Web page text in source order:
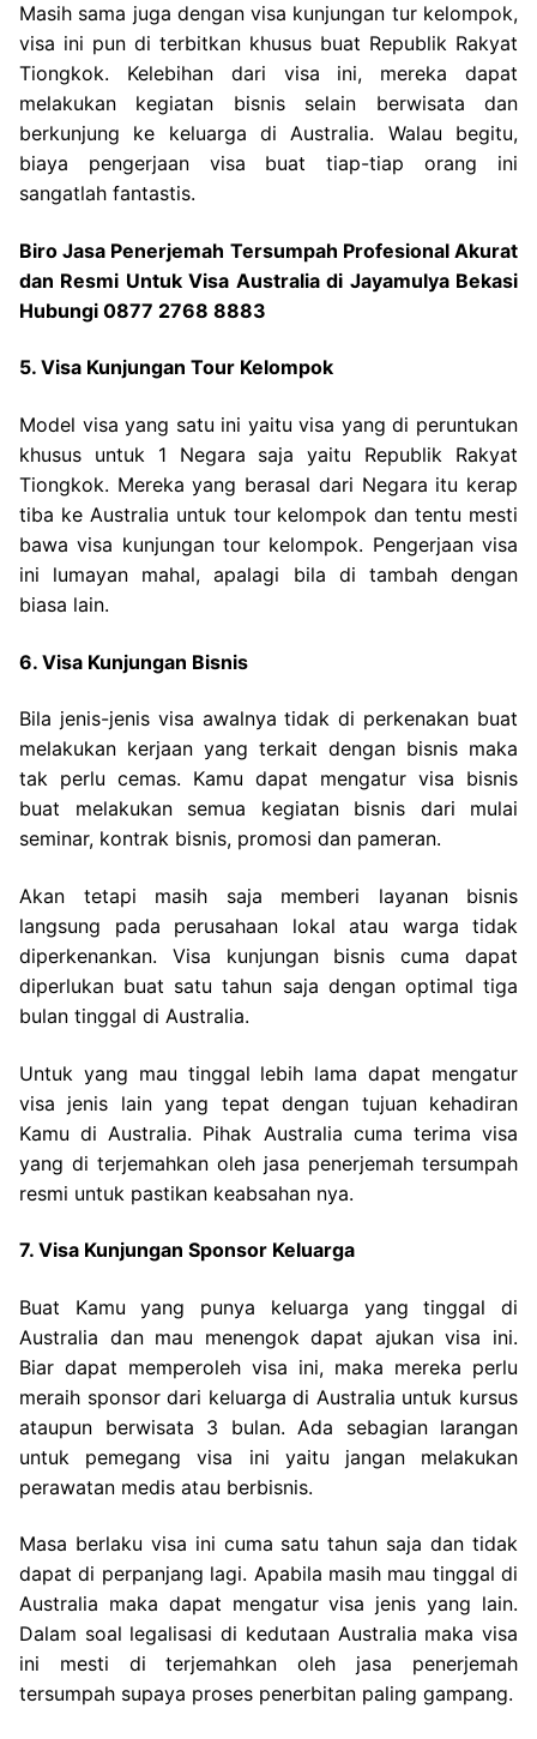
Masih sama juga dengan visa kunjungan tur kelompok,
visa ini pun di terbitkan khusus buat Republik Rakyat
Tiongkok. Kelebihan dari visa ini, mereka dapat
melakukan kegiatan bisnis selain berwisata dan
berkunjung ke keluarga di Australia. Walau begitu,
biaya pengerjaan visa buat tiap-tiap orang ini
sangatlah fantastis.
Biro Jasa Penerjemah Tersumpah Profesional Akurat
dan Resmi Untuk Visa Australia di Jayamulya Bekasi
Hubungi 0877 2768 8883
5. Visa Kunjungan Tour Kelompok
Model visa yang satu ini yaitu visa yang di peruntukan
khusus untuk 1 Negara saja yaitu Republik Rakyat
Tiongkok. Mereka yang berasal dari Negara itu kerap
tiba ke Australia untuk tour kelompok dan tentu mesti
bawa visa kunjungan tour kelompok. Pengerjaan visa
ini lumayan mahal, apalagi bila di tambah dengan
biasa lain.
6. Visa Kunjungan Bisnis
Bila jenis-jenis visa awalnya tidak di perkenakan buat
melakukan kerjaan yang terkait dengan bisnis maka
tak perlu cemas. Kamu dapat mengatur visa bisnis
buat melakukan semua kegiatan bisnis dari mulai
seminar, kontrak bisnis, promosi dan pameran.
Akan tetapi masih saja memberi layanan bisnis
langsung pada perusahaan lokal atau warga tidak
diperkenankan. Visa kunjungan bisnis cuma dapat
diperlukan buat satu tahun saja dengan optimal tiga
bulan tinggal di Australia.
Untuk yang mau tinggal lebih lama dapat mengatur
visa jenis lain yang tepat dengan tujuan kehadiran
Kamu di Australia. Pihak Australia cuma terima visa
yang di terjemahkan oleh jasa penerjemah tersumpah
resmi untuk pastikan keabsahan nya.
7. Visa Kunjungan Sponsor Keluarga
Buat Kamu yang punya keluarga yang tinggal di
Australia dan mau menengok dapat ajukan visa ini.
Biar dapat memperoleh visa ini, maka mereka perlu
meraih sponsor dari keluarga di Australia untuk kursus
ataupun berwisata 3 bulan. Ada sebagian larangan
untuk pemegang visa ini yaitu jangan melakukan
perawatan medis atau berbisnis.
Masa berlaku visa ini cuma satu tahun saja dan tidak
dapat di perpanjang lagi. Apabila masih mau tinggal di
Australia maka dapat mengatur visa jenis yang lain.
Dalam soal legalisasi di kedutaan Australia maka visa
ini mesti di terjemahkan oleh jasa penerjemah
tersumpah supaya proses penerbitan paling gampang.